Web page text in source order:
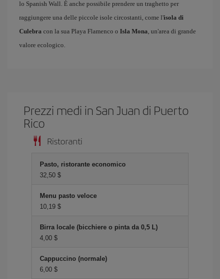
lo Spanish Wall. È anche possibile prendere un traghetto per
raggiungere una delle piccole isole circostanti, come l'isola di
Culebra con la sua Playa Flamenco o Isla Mona, un'area di grande
valore ecologico.
Prezzi medi in San Juan di Puerto
Rico
Ristoranti
Pasto, ristorante economico
32,50 $
Menu pasto veloce
10,19 $
Birra locale (bicchiere o pinta da 0,5 L)
4,00 $
Cappuccino (normale)
6,00 $